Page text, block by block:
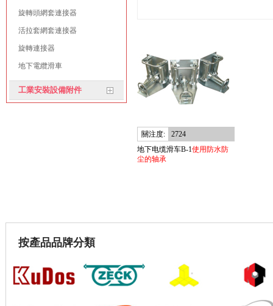
旋轉頭網套連接器
活拉套網套連接器
旋轉連接器
地下電纜滑車
工業安裝設備附件
關注度:
2724
地下电缆滑车B-1使用防水防
尘的轴承
按產品品牌分類